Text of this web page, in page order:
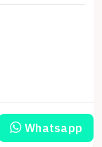
Whatsapp